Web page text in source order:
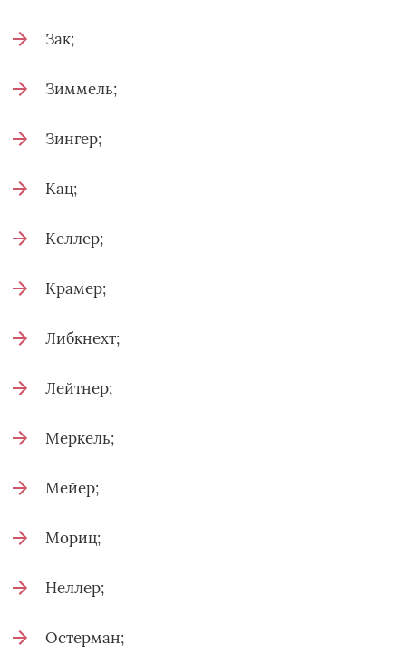
Зак;
Зиммель;
Зингер;
Кац;
Келлер;
Крамер;
Либкнехт;
Лейтнер;
Меркель;
Мейер;
Мориц;
Неллер;
Остерман;